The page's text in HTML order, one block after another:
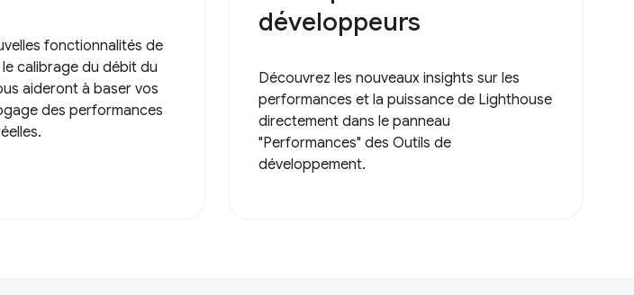
fonctionnalités de
calibrage du débit du
aideront à baser vos
des performances
développeurs
Découvrez les nouveaux insights sur les
performances et la puissance de Lighthouse
directement dans le panneau
"Performances" des Outils de
développement.